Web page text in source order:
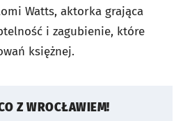
Watts, aktorka grająca
i zagubienie, które
księżnej.
Z WROCŁAWIEM!